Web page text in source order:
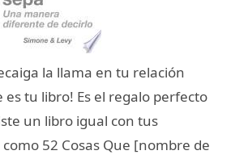
la llama en tu relación
es tu libro! Es el regalo perfecto
un libro igual con tus
52 Cosas Que [nombre de